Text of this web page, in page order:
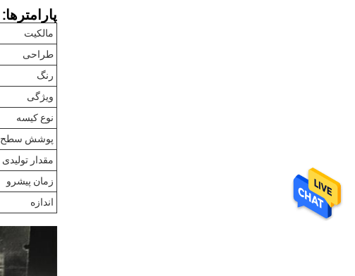
پارامترها:
مالکیت
طراحی
رنگ
ویژگی
نوع کیسه
پوشش سطح
مقدار تولیدی
زمان پیشرو
اندازه